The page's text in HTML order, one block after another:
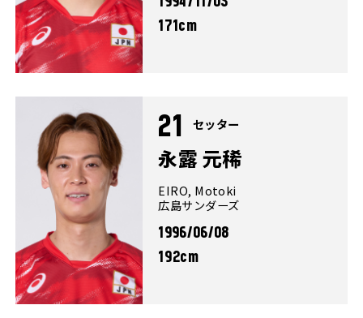
171cm
21 セッター
永露 元稀
EIRO, Motoki
広島サンダーズ
1996/06/08
192cm